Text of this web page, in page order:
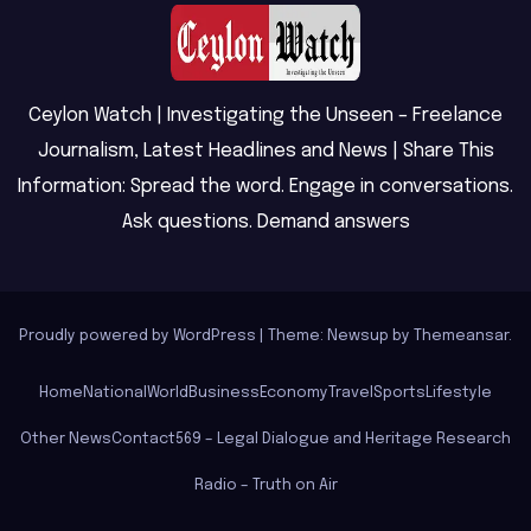
Ceylon Watch | Investigating the Unseen – Freelance
Journalism, Latest Headlines and News | Share This
Information: Spread the word. Engage in conversations.
Ask questions. Demand answers
Proudly powered by WordPress Theme: Newsup by Themeansar.
Home National World Business Economy Travel Sports Lifestyle
Other NewsContact569 – Legal Dialogue and Heritage Research
Radio – Truth on Air